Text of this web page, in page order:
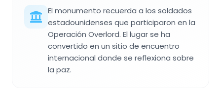
El monumento recuerda a los soldados
estadounidenses que participaron en la
Operación Overlord. El lugar se ha
convertido en un sitio de encuentro
internacional donde se reflexiona sobre
la paz.